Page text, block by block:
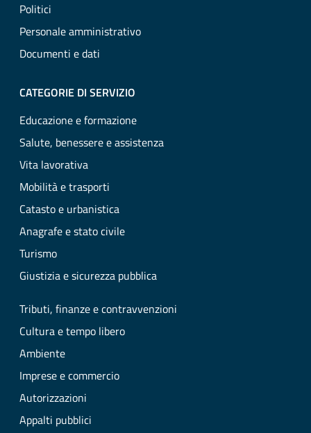
Politici
Personale amministrativo
Documenti e dati
CATEGORIE DI SERVIZIO
Educazione e formazione
Salute, benessere e assistenza
Vita lavorativa
Mobilità e trasporti
Catasto e urbanistica
Anagrafe e stato civile
Turismo
Giustizia e sicurezza pubblica
Tributi, finanze e contravvenzioni
Cultura e tempo libero
Ambiente
Imprese e commercio
Autorizzazioni
Appalti pubblici